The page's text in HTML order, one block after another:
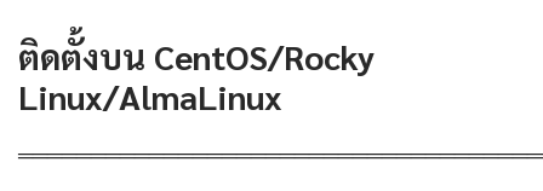
ติดตั้งบน CentOS/Rocky
Linux/AlmaLinux